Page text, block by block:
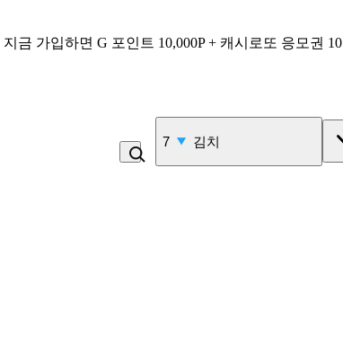
지금 가입하면 G 포인트 10,000P + 캐시로또 응모권
8 콩국수